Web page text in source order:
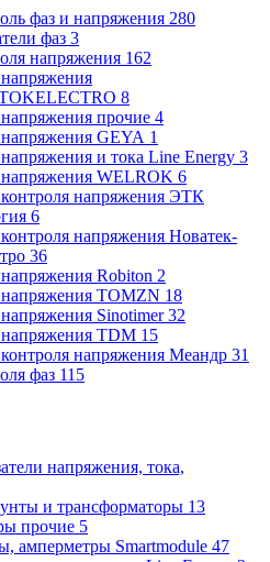
фаз и напряжения 280
фаз 3
напряжения 162
8
прочие 4
GEYA 1
и тока Line Energy 3
напряжения WELROK 6
контроля напряжения ЭТК
6
напряжения Новатек-
36
Robiton 2
напряжения TOMZN 18
Sinotimer 32
напряжения TDM 15
напряжения Меандр 31
фаз 115
напряжения, тока,
и трансформаторы 13
прочие 5
амперметры Smartmodule 47